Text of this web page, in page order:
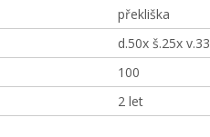
překliška
d.50x š.25x v.33
100
2 let